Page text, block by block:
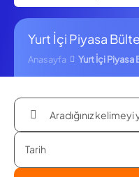
Yurt İçi Piyasa
Anasayfa Yurt İçi Piyasa